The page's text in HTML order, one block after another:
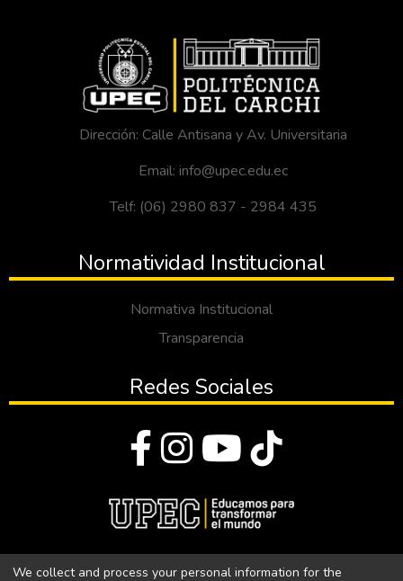
Dirección: Calle Antisana y Av. Universitaria
Email: info@upec.edu.ec
Telf: (06) 2980 837 - 2984 435
Normatividad Institucional
Normativa Institucional
Transparencia
Redes Sociales
We collect and process your personal information for the